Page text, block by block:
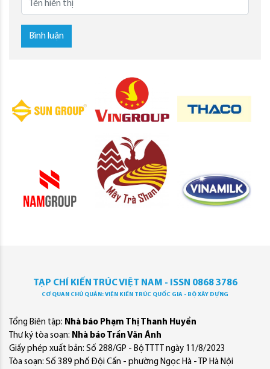
Bình luận
TẠP CHÍ KIẾN TRÚC VIỆT NAM - ISSN 0868 3786
CƠ QUAN CHỦ QUẢN: VIỆN KIẾN TRÚC QUỐC GIA - BỘ XÂY DỰNG
Tổng Biên tập: Nhà báo Phạm Thị Thanh Huyền
Thư ký tòa soạn: Nhà báo Trần Văn Ánh
Giấy phép xuất bản: Số 288/GP - Bộ TTTT ngày 11/8/2023
Tòa soạn: Số 389 phố Đội Cấn - phường Ngọc Hà - TP Hà Nội